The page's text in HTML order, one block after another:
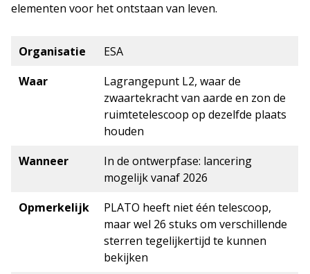
elementen voor het ontstaan van leven.
Organisatie
ESA
Waar
Lagrangepunt L2, waar de
zwaartekracht van aarde en zon de
ruimtetelescoop op dezelfde plaats
houden
Wanneer
In de ontwerpfase: lancering
mogelijk vanaf 2026
Opmerkelijk
PLATO heeft niet één telescoop,
maar wel 26 stuks om verschillende
sterren tegelijkertijd te kunnen
bekijken